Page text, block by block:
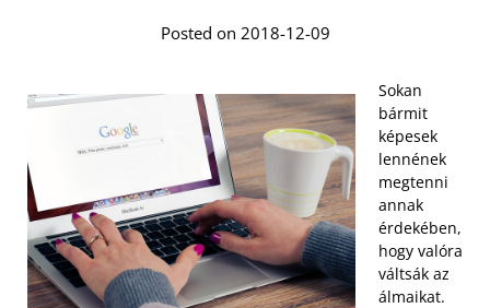
Posted on 2018-12-09
Sokan
bármit
képesek
lennének
megtenni
annak
érdekében,
hogy valóra
váltsák az
álmaikat.